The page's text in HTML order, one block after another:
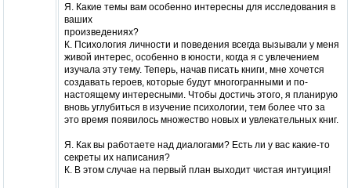
Я. Какие темы вам особенно интересны для исследования в
ваших
произведениях?
К. Психология личности и поведения всегда вызывали у меня
живой интерес, особенно в юности, когда я с увлечением
изучала эту тему. Теперь, начав писать книги, мне хочется
создавать героев, которые будут многогранными и по-
настоящему интересными. Чтобы достичь этого, я планирую
вновь углубиться в изучение психологии, тем более что за
это время появилось множество новых и увлекательных книг.
Я. Как вы работаете над диалогами? Есть ли у вас какие-то
секреты их написания?
К. В этом случае на первый план выходит чистая интуиция!